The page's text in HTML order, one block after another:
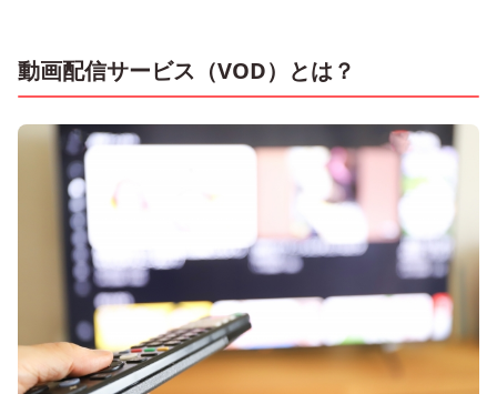
動画配信サービス（VOD）とは？